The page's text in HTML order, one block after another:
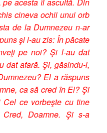
cineva ochii unui orb
de la Dumnezeu n-ar
şi i-au zis: În păcate
pe noi? Şi l-au dat
dat afară. Şi, găsindu-l,
El a răspuns
ca să cred în El? Şi
ce vorbeşte cu tine
Doamne. Şi s-a